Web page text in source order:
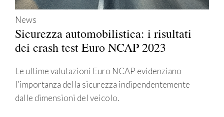
News
Sicurezza automobilistica: i risultati
dei crash test Euro NCAP 2023
Le ultime valutazioni Euro NCAP evidenziano
l’importanza della sicurezza indipendentemente
dalle dimensioni del veicolo.